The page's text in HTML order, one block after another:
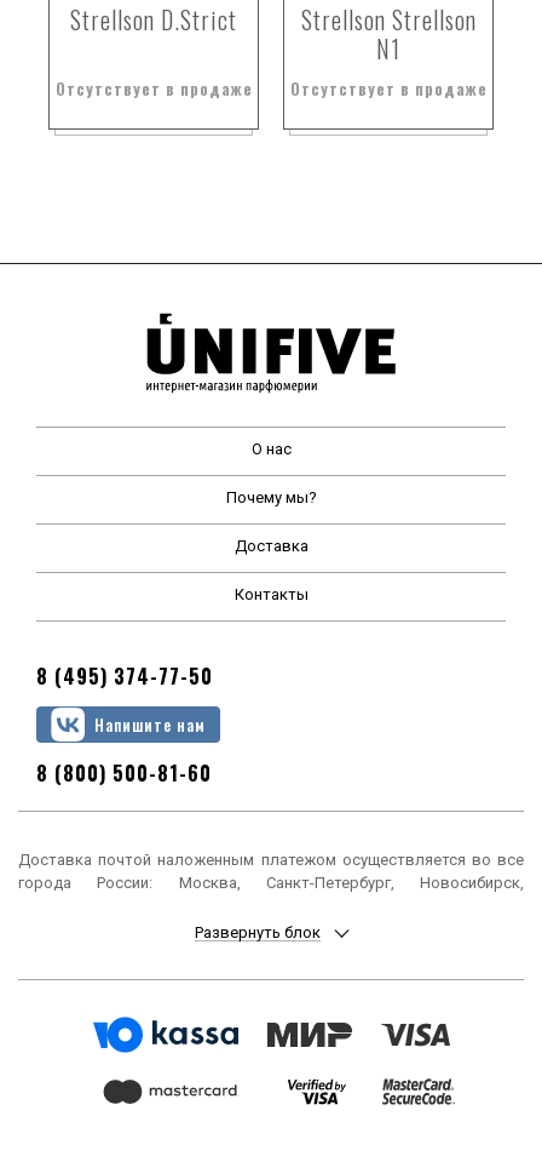
Strellson D.Strict
Отсутствует в продаже
Strellson Strellson
N1
Отсутствует в продаже
О нас
Почему мы?
Доставка
Контакты
8 (495) 374-77-50
Напишите нам
8 (800) 500-81-60
Доставка почтой наложенным платежом осуществляется во все
города России: Москва, Санкт-Петербург, Новосибирск,
Ростов-на-Дону, Уфа, Красноярск, Пермь, Воронеж, Волгоград,
Ульяновск, Иркутск, Хабаровск, Ярославль, Владивосток, Томск,
Челны, Пенза, Липецк, Киров, Чебоксары, Тула, Калининград,
Балашиха, Курск, Ставрополь, Улан-Удэ, Тверь, Магнитогорск,
Архангельск, Чита, Калуга, Симферополь, Смоленск, Волжский,
Развернуть блок